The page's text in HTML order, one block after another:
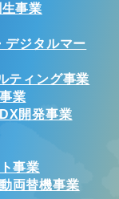
事業
デジタルマー
ティング事業
業
開発事業
事業
両替機事業